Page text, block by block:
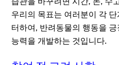
우리의 목표는 여러분이 각
터하여, 반려동물의 행동을
능력을 개발하는 것입니다.